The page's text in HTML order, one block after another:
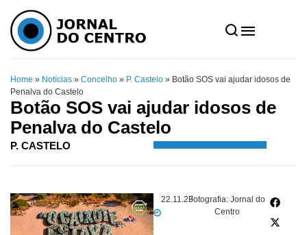
Home » Notícias » Concelho » P. Castelo » Botão SOS vai ajudar idosos de
Penalva do Castelo
Botão SOS vai ajudar idosos de
Penalva do Castelo
P. CASTELO
22.11.23Fotografia: Jornal do
Centro